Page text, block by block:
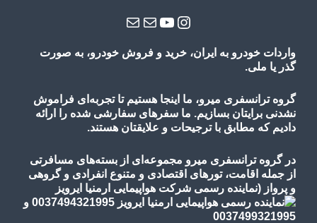
اینستاگرم
یوتیوب
ایمیلایمیل
واردات خودرو به ایران، خرید و فروش خودرو، به صورت
گذر یا ملی.
گروه ترانسفری میرو، ما اینجا هستیم تا تجربه‌ای فراموش
نشدنی برایتان بسازیم. ما سفرهای سفارشی شده را ارائه
دادیم که مطابق با ترجیحات و علایقتان هستند.
در گروه ترانسفری میرو مجموعه‌ای از بسته‌های مسافرتی
از جمله اقامت، تورهای اقتصادی و متنوع انفرادی و گروهی
و پرواز (نماینده رسمی شرکت هواپیمایی ارمنیا ایرویز